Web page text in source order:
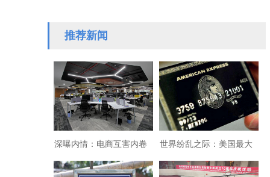
推荐新闻
深曝内情：电商互害内卷
血泪史与产业互联网出路
世界纷乱之际：美国最大
银行运通杀入中国金融